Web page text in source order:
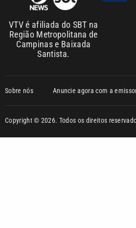
VTV é afiliada do SBT na
Região Metropolitana de
Campinas e Baixada
Santista.
Sobre nós Anuncie agora com a
Copyright © 2026. Todos os direitos